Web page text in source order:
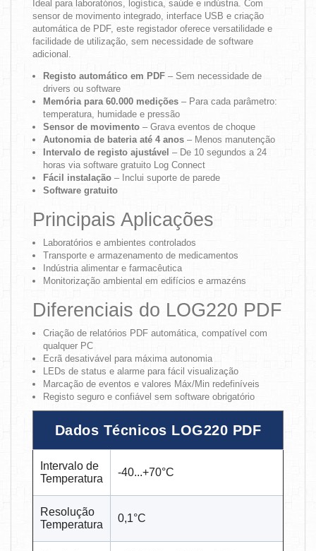
Ideal para laboratórios, logística, saúde e indústria. Com
sensor de movimento integrado, interface USB e criação
automática de PDF, este registador oferece versatilidade e
facilidade de utilização, sem necessidade de software
adicional.
Registo automático em PDF – Sem necessidade de
drivers ou software
Memória para 60.000 medições – Para cada parâmetro:
temperatura, humidade e pressão
Sensor de movimento – Grava eventos de choque
Autonomia de bateria até 4 anos – Menos manutenção
Intervalo de registo ajustável – De 10 segundos a 24
horas via software gratuito Log Connect
Fácil instalação – Inclui suporte de parede
Software gratuito
Principais Aplicações
Laboratórios e ambientes controlados
Transporte e armazenamento de medicamentos
Indústria alimentar e farmacêutica
Monitorização ambiental em edifícios e armazéns
Diferenciais do LOG220 PDF
Criação de relatórios PDF automática, compatível com
qualquer PC
Ecrã desativável para máxima autonomia
LEDs de status e alarme para fácil visualização
Marcação de eventos e valores Máx/Min redefiníveis
Registo seguro e confiável sem software obrigatório
Dados Técnicos LOG220 PDF
Intervalo de
Temperatura
-40...+70°C
Resolução
Temperatura
0,1°C